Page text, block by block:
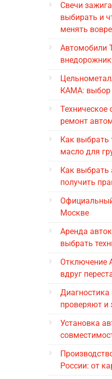
Свечи
выбирать и
менять
Автомобили
КАМА: выбор
Техническое
ремонт
Как выбрать
масло для
Как выбрать
получить
Москве
Аренда
выбрать
Отключение
вдруг
Диагностика
проверяют и
Установка
России: от